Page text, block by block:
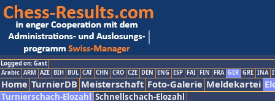
Logged on: Gast
Arabic ARM AZE BIH BUL CAT CHN CRO CZE DEN ENG ESP FAI FIN FRA GER GRE INA
Home TurnierDB Meisterschaft Foto-Galerie Meldekartei
Turnierschach-Elozahl Schnellschach-Elozahl